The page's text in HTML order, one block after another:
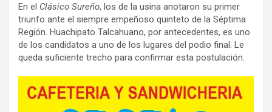
En el Clásico Sureño, los de la usina anotaron su primer
triunfo ante el siempre empeñoso quinteto de la Séptima
Región. Huachipato Talcahuano, por antecedentes, es uno
de los candidatos a uno de los lugares del podio final. Le
queda suficiente trecho para confirmar esta postulación.